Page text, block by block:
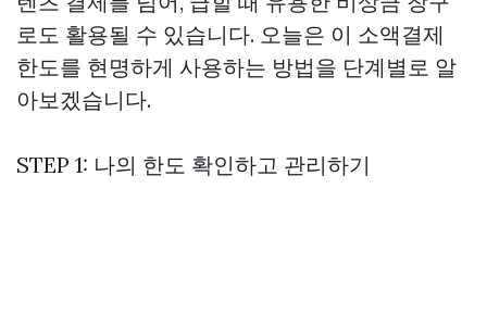
로도 활용될 수 있습니다. 오늘은 이 소액결제
한도를 현명하게 사용하는 방법을 단계별로 알
아보겠습니다.
STEP 1: 나의 한도 확인하고 관리하기